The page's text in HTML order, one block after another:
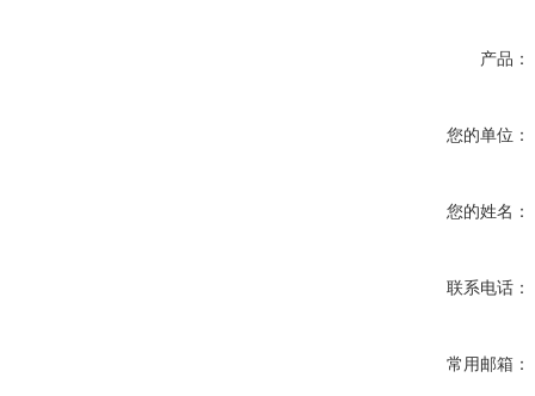
产品：
您的单位：
您的姓名：
联系电话：
常用邮箱：